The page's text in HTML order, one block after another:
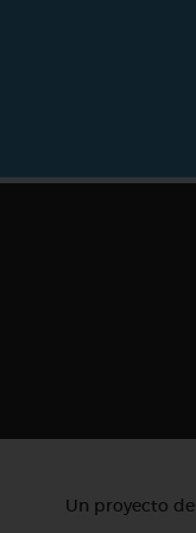
Un proyecto de